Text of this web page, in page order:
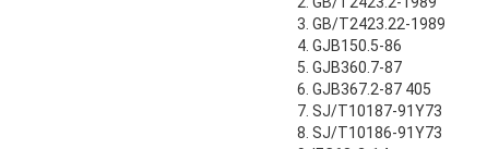
3. GB/T2423.22-1989
4. GJB150.5-86
5. GJB360.7-87
6. GJB367.2-87 405
7. SJ/T10187-91Y73
8. SJ/T10186-91Y73